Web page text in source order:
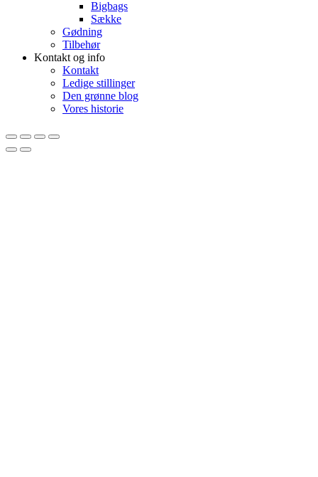
Bigbags
Sække
Gødning
Tilbehør
Kontakt og info
Kontakt
Ledige stillinger
Den grønne blog
Vores historie